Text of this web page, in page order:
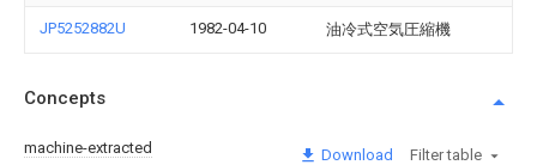
JP5252882U 1982-04-10 油冷式空気圧縮機
Concepts
machine-extracted Download Filter table